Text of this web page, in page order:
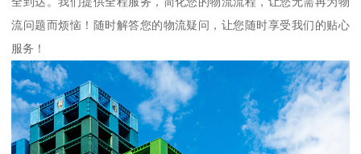
流问题而烦恼！随时解答您的物流疑问，让您随时享受我们的贴心
服务！